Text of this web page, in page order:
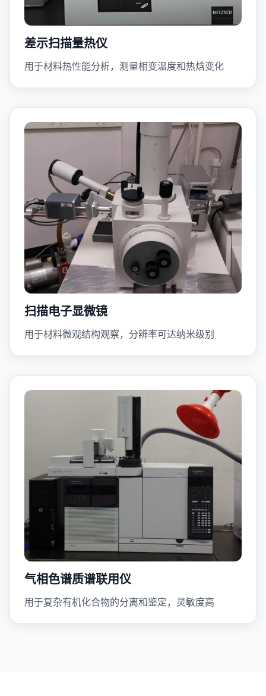
差示扫描量热仪
用于材料热性能分析，测量相变温度和热焓变化
扫描电子显微镜
用于材料微观结构观察，分辨率可达纳米级别
气相色谱质谱联用仪
用于复杂有机化合物的分离和鉴定，灵敏度高